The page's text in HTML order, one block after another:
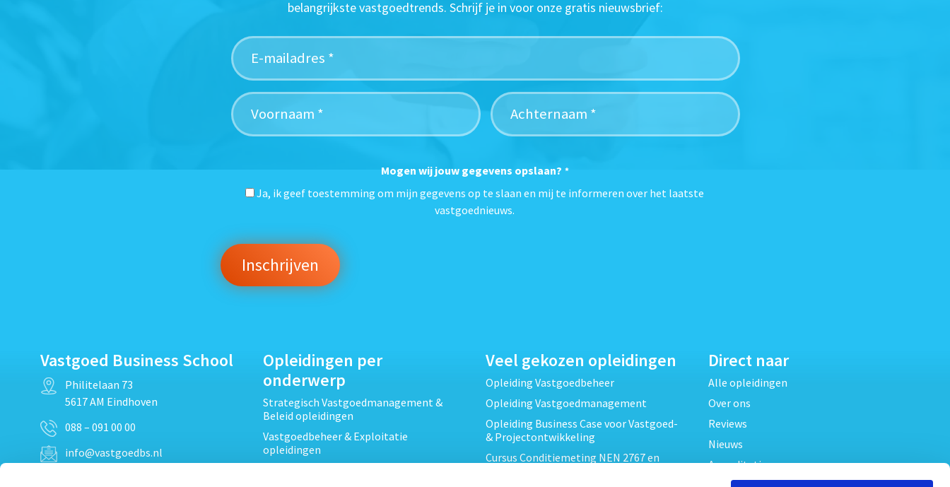
belangrijkste vastgoedtrends. Schrijf je in voor onze gratis nieuwsbrief:
Mogen wij jouw gegevens opslaan? *
Ja, ik geef toestemming om mijn gegevens op te slaan en mij te informeren over het laatste
vastgoednieuws.
Vastgoed Business School
Philitelaan 73
5617 AM Eindhoven
088 – 091 00 00
info@vastgoedbs.nl
Opleidingen per
onderwerp
Strategisch Vastgoedmanagement &
Beleid opleidingen
Vastgoedbeheer & Exploitatie
opleidingen
Veel gekozen opleidingen
Opleiding Vastgoedbeheer
Opleiding Vastgoedmanagement
Opleiding Business Case voor Vastgoed-
& Projectontwikkeling
Cursus Conditiemeting NEN 2767 en
Direct naar
Alle opleidingen
Over ons
Reviews
Nieuws
Accreditaties